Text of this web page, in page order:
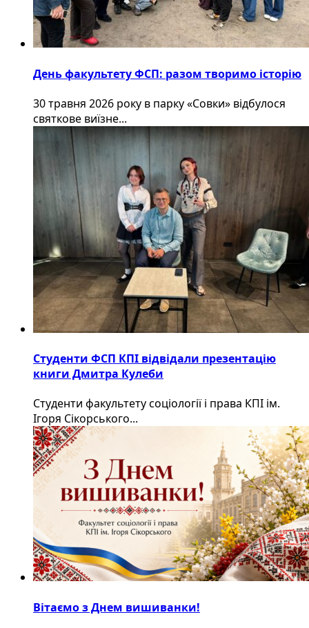
День факультету ФСП: разом творимо історію
30 травня 2026 року в парку «Совки» відбулося
святкове виїзне...
Студенти ФСП КПІ відвідали презентацію
книги Дмитра Кулеби
Студенти факультету соціології і права КПІ ім.
Ігоря Сікорського...
Вітаємо з Днем вишиванки!